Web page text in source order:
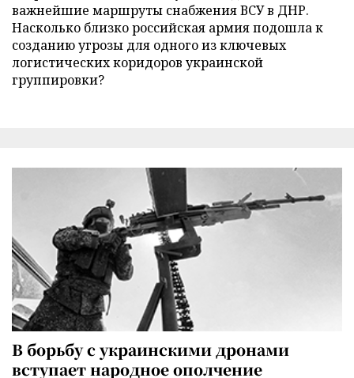
важнейшие маршруты снабжения ВСУ в ДНР.
Насколько близко российская армия подошла к
созданию угрозы для одного из ключевых
логистических коридоров украинской
группировки?
В борьбу с украинскими дронами
вступает народное ополчение